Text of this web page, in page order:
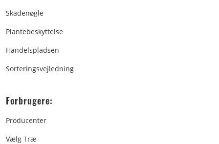
Skadenøgle
Plantebeskyttelse
Handelspladsen
Sorteringsvejledning
Forbrugere:
Producenter
Vælg Træ